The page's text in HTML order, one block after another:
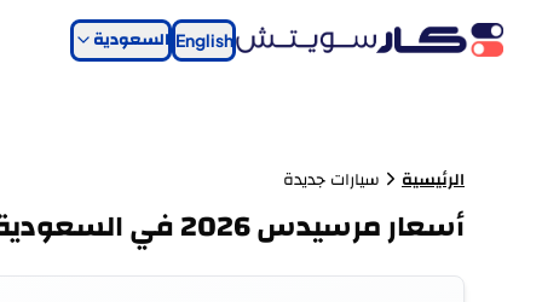
English السعودية
الرئيسية سيارات جديدة
أسعار مرسيدس 2026 في السعودية